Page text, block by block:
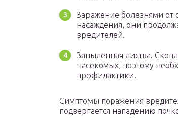
Заражение болезнями от
насаждения, они
вредителей.
Запыленная листва.
насекомых, поэтому
профилактики.
Симптомы поражения
подвергается нападению